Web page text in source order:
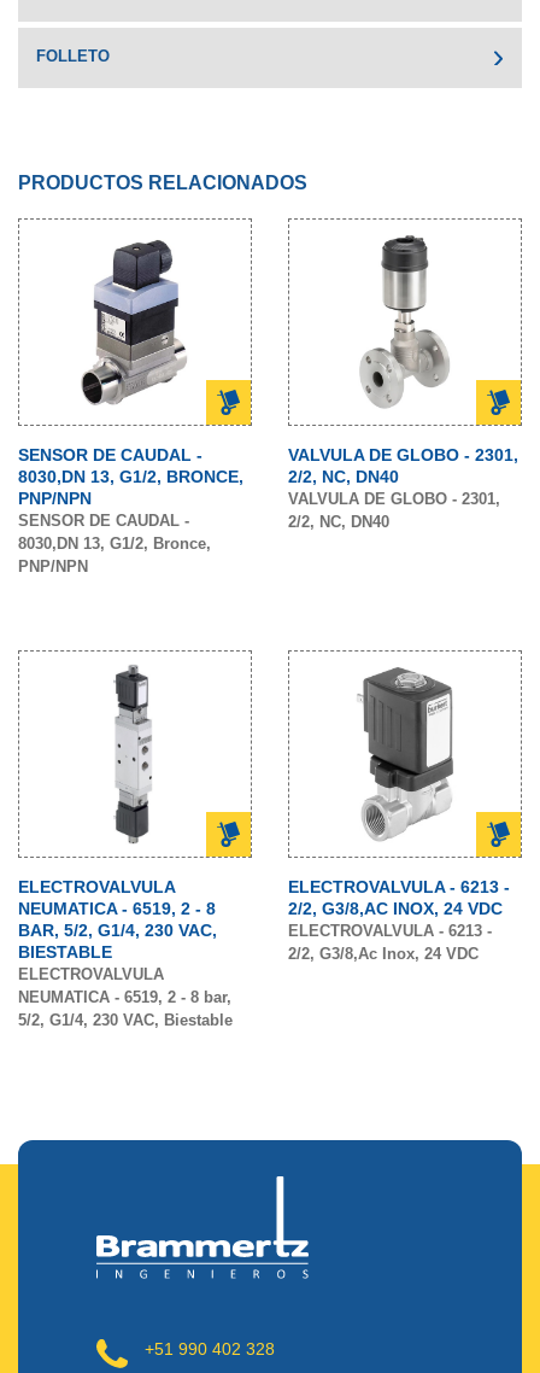
FOLLETO
PRODUCTOS RELACIONADOS
SENSOR DE CAUDAL -
8030,DN 13, G1/2, BRONCE,
PNP/NPN
SENSOR DE CAUDAL -
8030,DN 13, G1/2, Bronce,
PNP/NPN
VALVULA DE GLOBO - 2301,
2/2, NC, DN40
VALVULA DE GLOBO - 2301,
2/2, NC, DN40
ELECTROVALVULA
NEUMATICA - 6519, 2 - 8
BAR, 5/2, G1/4, 230 VAC,
BIESTABLE
ELECTROVALVULA
NEUMATICA - 6519, 2 - 8 bar,
5/2, G1/4, 230 VAC, Biestable
ELECTROVALVULA - 6213 -
2/2, G3/8,AC INOX, 24 VDC
ELECTROVALVULA - 6213 -
2/2, G3/8,Ac Inox, 24 VDC
+51 990 402 328